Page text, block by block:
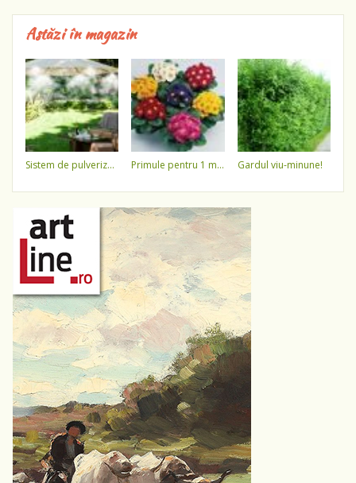
Astăzi în magazin
sistem de pulverizare a apei primule pentru 1 martie 3,5 lei / ghiveci !!!! gardul viu-minune!